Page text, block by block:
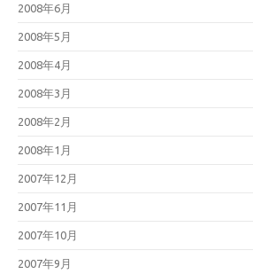
2008年6月
2008年5月
2008年4月
2008年3月
2008年2月
2008年1月
2007年12月
2007年11月
2007年10月
2007年9月